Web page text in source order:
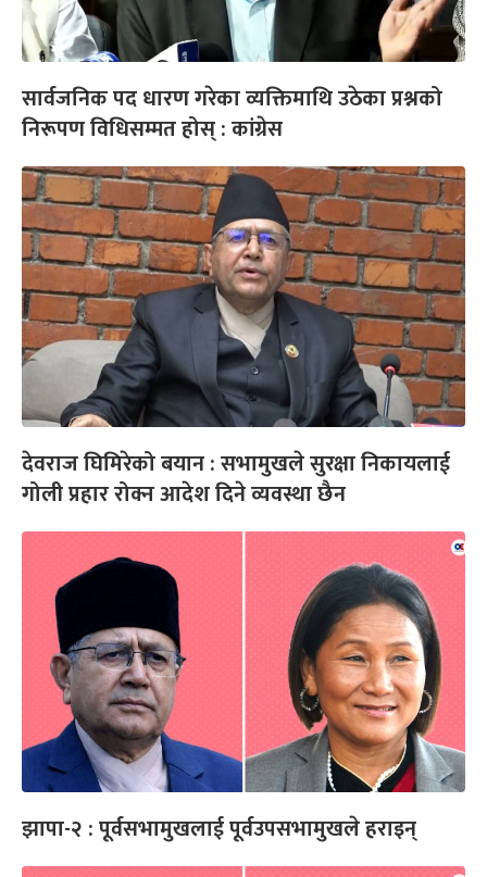
सार्वजनिक पद धारण गरेका व्यक्तिमाथि उठेका प्रश्नको
निरूपण विधिसम्मत होस् : कांग्रेस
देवराज घिमिरेको बयान : सभामुखले सुरक्षा निकायलाई
गोली प्रहार रोक्न आदेश दिने व्यवस्था छैन
झापा-२ : पूर्वसभामुखलाई पूर्वउपसभामुखले हराइन्